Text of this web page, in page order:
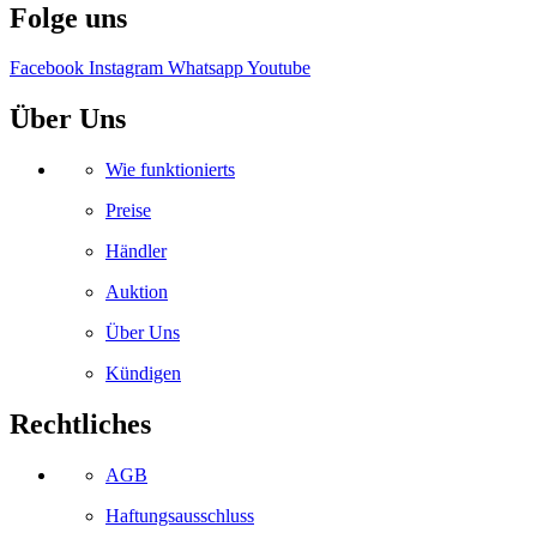
Folge uns
Facebook Instagram WhatsappYoutube
Über Uns
Wie funktionierts
Preise
Händler
Auktion
Über Uns
Kündigen
Rechtliches
AGB
Haftungsausschluss